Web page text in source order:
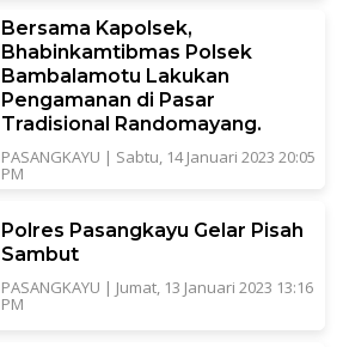
Bersama Kapolsek,
Bhabinkamtibmas Polsek
Bambalamotu Lakukan
Pengamanan di Pasar
Tradisional Randomayang.
PASANGKAYU | Sabtu, 14 Januari 2023 20:05
PM
Polres Pasangkayu Gelar Pisah
Sambut
PASANGKAYU | Jumat, 13 Januari 2023 13:16
PM